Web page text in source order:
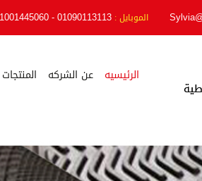
الموبايل : 01090113113 - 01001445060 - 01200161781
الرئيسيه عن الشركه المنتجات